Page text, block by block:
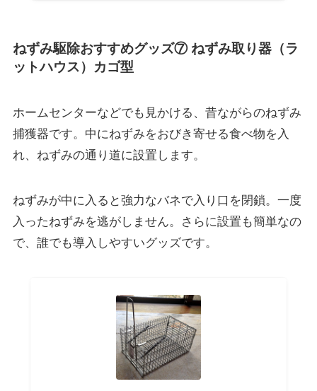
ねずみ駆除おすすめグッズ⑦ ねずみ取り器（ラ
ットハウス）カゴ型
ホームセンターなどでも見かける、昔ながらのねずみ
捕獲器です。中にねずみをおびき寄せる食べ物を入
れ、ねずみの通り道に設置します。
ねずみが中に入ると強力なバネで入り口を閉鎖。一度
入ったねずみを逃がしません。さらに設置も簡単なの
で、誰でも導入しやすいグッズです。